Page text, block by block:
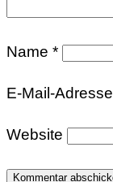
Name *
E-Mail-Adresse
Website